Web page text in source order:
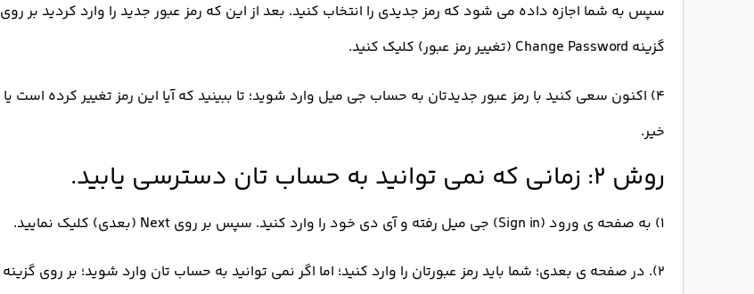
سپس به شما اجازه داده می شود که رمز جدیدی را انتخاب کنید. بعد از این که رمز عبور جدید را وارد کردید بر روی
گزینه Change Password (تغییر رمز عبور) کلیک کنید.
۴) اکنون سعی کنید با رمز عبور جدیدتان به حساب جی میل وارد شوید؛ تا ببینید که آیا این رمز تغییر کرده است یا
خیر.
روش ۲: زمانی که نمی توانید به حساب تان دسترسی یابید.
۱) به صفحه ی ورود (Sign in) جی میل رفته و آی دی خود را وارد کنید. سپس بر روی Next (بعدی) کلیک نمایید.
۲). در صفحه ی بعدی؛ شما باید رمز عبورتان را وارد کنید؛ اما اگر نمی توانید به حساب تان وارد شوید؛ بر روی گزینه